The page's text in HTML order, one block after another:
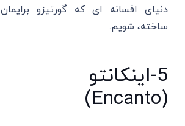
دنیای افسانه ای که گورتیزو برایمان
ساخته، شویم.
5-اینکانتو
(Encanto)